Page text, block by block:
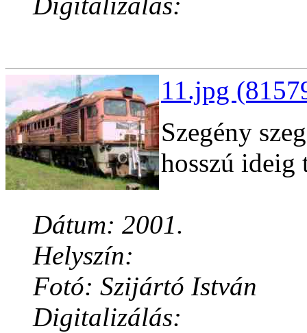
11.jpg
Szegény
hosszú ideig
Dátum: 2001.
Helyszín:
Fotó: Szijártó István
Digitalizálás: